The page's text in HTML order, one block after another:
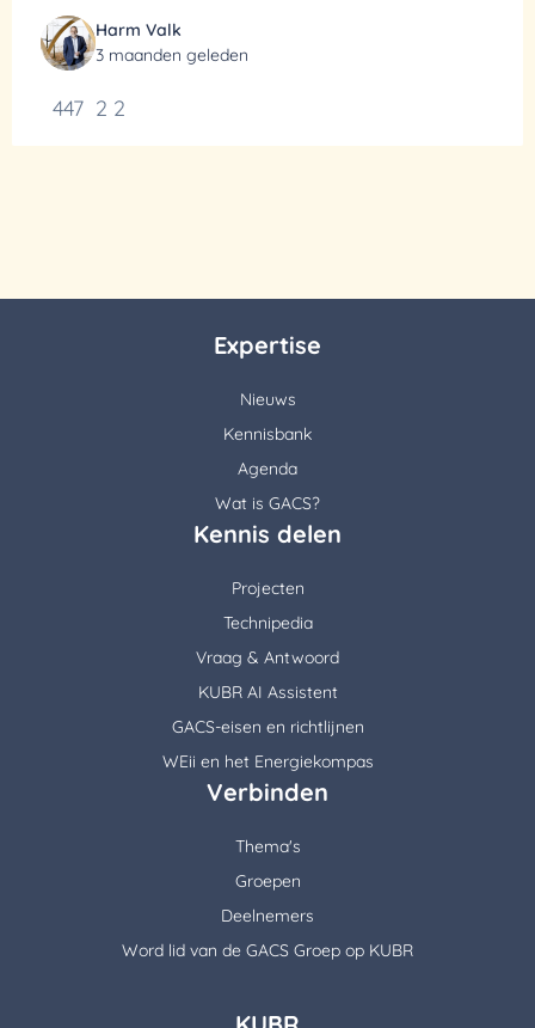
Harm Valk
3 maanden geleden
447 2 2
Expertise
Nieuws
Kennisbank
Agenda
Wat is GACS?
Kennis delen
Projecten
Technipedia
Vraag & Antwoord
KUBR AI Assistent
GACS-eisen en richtlijnen
WEii en het Energiekompas
Verbinden
Thema's
Groepen
Deelnemers
Word lid van de GACS Groep op KUBR